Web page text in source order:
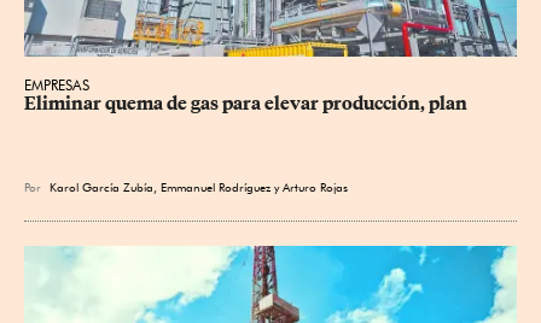
EMPRESAS
Eliminar quema de gas para elevar producción, plan
Por Karol García Zubía Emmanuel Rodríguez yArturo Rojas